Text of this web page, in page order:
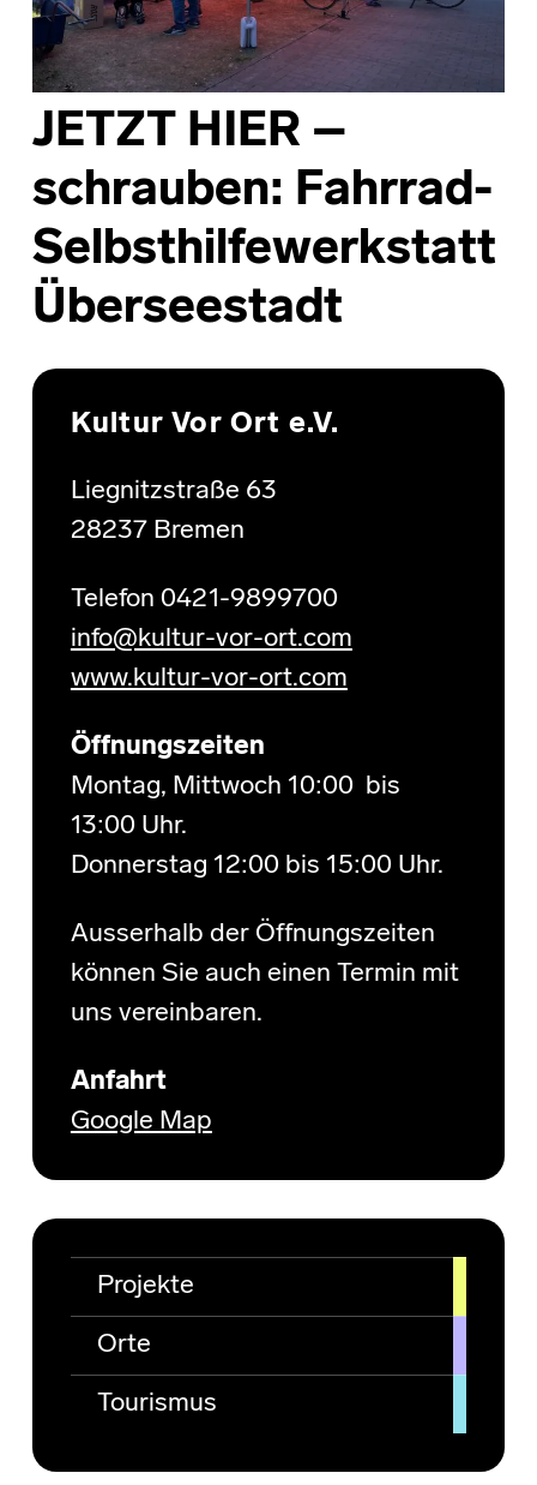
JETZT HIER –
schrauben: Fahrrad-
Selbsthilfewerkstatt
Überseestadt
Skip back to main navigation
Kultur Vor Ort e.V.
Liegnitzstraße 63
28237 Bremen
Telefon 0421-9899700
info@kultur-vor-ort.com
www.kultur-vor-ort.com
Öffnungszeiten
Montag, Mittwoch 10:00 bis
13:00 Uhr.
Donnerstag 12:00 bis 15:00 Uhr.
Ausserhalb der Öffnungszeiten
können Sie auch einen Termin mit
uns vereinbaren.
Anfahrt
Google Map
Projekte
Orte
Tourismus